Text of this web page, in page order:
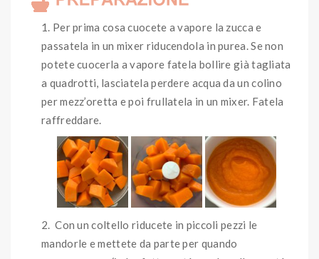
Per prima cosa cuocete a vapore la zucca e
passatela in un mixer riducendola in purea. Se non
potete cuocerla a vapore fatela bollire già tagliata
a quadrotti, lasciatela perdere acqua da un colino
per mezz’oretta e poi frullatela in un mixer. Fatela
raffreddare.
Con un coltello riducete in piccoli pezzi le
mandorle e mettete da parte per quando